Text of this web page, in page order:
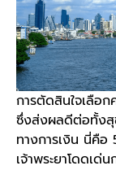
การตัดสินใจเลือก
ซึ่งส่งผลดีต่อทั้งสุ
ทางการเงิน นี่คื
เจ้าพระยาโดดเด่น